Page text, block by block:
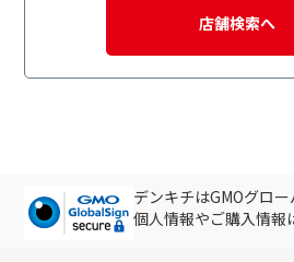
店舗検索へ
デンキチはGMOグロ
個人情報やご購入情報